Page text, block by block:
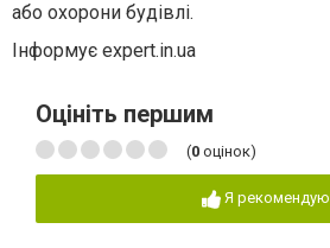
або охорони будівлі.
Інформує expert.in.ua
Оцініть першим
(0 оцінок)
Я рекомендую